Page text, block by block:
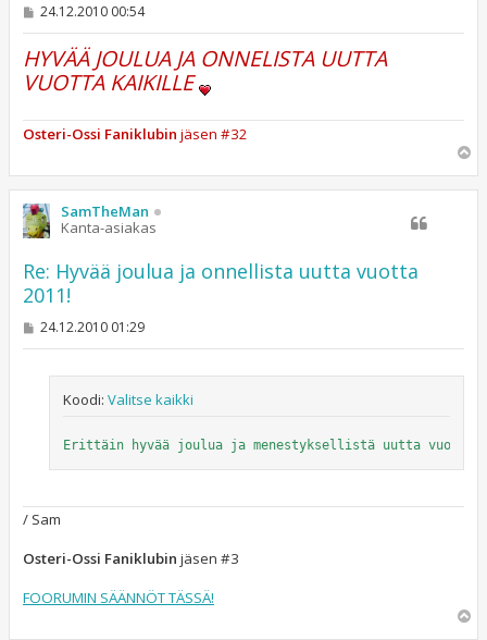
V
s
t
i
24.12.2010 00:54
HYVÄÄ JOULUA JA ONNELISTA UUTTA
VUOTTA KAIKILLE
Osteri-Ossi Faniklubin jäsen #32
ö
SamTheMan
Kanta-asiakas
Re: Hyvää joulua ja onnellista uutta vuotta
2011!
V24.12.2010 01:29
Koodi: Valitse kaikki
Erittäin hyvää joulua ja menestyksellistä uutta
/ Sam
Osteri-Ossi Faniklubin jäsen #3
FOORUMIN SÄÄNNÖT TÄSSÄ!